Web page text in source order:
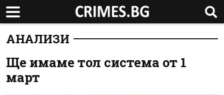
АНАЛИЗИ
Ще имаме тол система от 1
март